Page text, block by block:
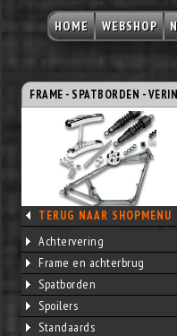
HOME WEBSHOP
FRAME - SPATBORDEN -
TERUG NAAR SHOPMENU
Achtervering
Frame en achterbrug
Spatborden
Spoilers
Standaards